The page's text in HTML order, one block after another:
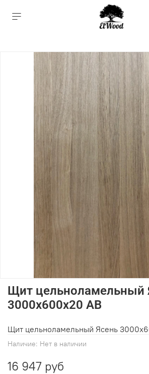
Наличие: Нет в наличии
Щит цельноламельный
3000х600х20 АВ
16 947 руб
Щит цельноламельный Ясень